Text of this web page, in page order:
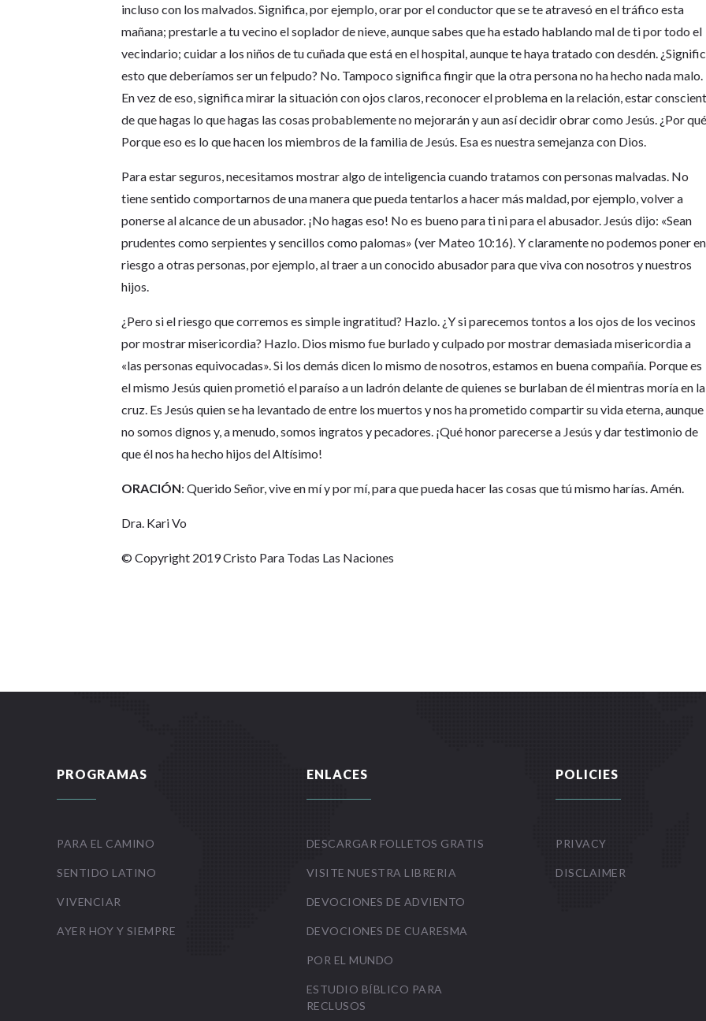
incluso con los malvados. Significa, por ejemplo, orar por el conductor que se te atravesó en el tráfico esta
mañana; prestarle a tu vecino el soplador de nieve, aunque sabes que ha estado hablando mal de ti por todo el
vecindario; cuidar a los niños de tu cuñada que está en el hospital, aunque te haya tratado con desdén.
esto que deberíamos ser un felpudo? No. Tampoco significa fingir que la otra persona no ha hecho nada malo.
En vez de eso, significa mirar la situación con ojos claros, reconocer el problema en la relación, estar
de que hagas lo que hagas las cosas probablemente no mejorarán y aun así decidir obrar como Jesús. ¿Por
Porque eso es lo que hacen los miembros de la familia de Jesús. Esa es nuestra semejanza con Dios.
Para estar seguros, necesitamos mostrar algo de inteligencia cuando tratamos con personas malvadas. No
tiene sentido comportarnos de una manera que pueda tentarlos a hacer más maldad, por ejemplo, volver a
ponerse al alcance de un abusador. ¡No hagas eso! No es bueno para ti ni para el abusador. Jesús dijo: «Sean
prudentes como serpientes y sencillos como palomas» (ver Mateo 10:16). Y claramente no podemos poner en
riesgo a otras personas, por ejemplo, al traer a un conocido abusador para que viva con nosotros y nuestros
hijos.
¿Pero si el riesgo que corremos es simple ingratitud? Hazlo. ¿Y si parecemos tontos a los ojos de los vecinos
por mostrar misericordia? Hazlo. Dios mismo fue burlado y culpado por mostrar demasiada misericordia a
«las personas equivocadas». Si los demás dicen lo mismo de nosotros, estamos en buena compañía. Porque es
el mismo Jesús quien prometió el paraíso a un ladrón delante de quienes se burlaban de él mientras moría en la
cruz. Es Jesús quien se ha levantado de entre los muertos y nos ha prometido compartir su vida eterna, aunque
no somos dignos y, a menudo, somos ingratos y pecadores. ¡Qué honor parecerse a Jesús y dar testimonio de
que él nos ha hecho hijos del Altísimo!
ORACIÓN: Querido Señor, vive en mí y por mí, para que pueda hacer las cosas que tú mismo harías. Amén.
Dra. Kari Vo
© Copyright 2019 Cristo Para Todas Las Naciones
PROGRAMAS
PARA EL CAMINO
SENTIDO LATINO
VIVENCIAR
AYER HOY Y SIEMPRE
ENLACES
DESCARGAR FOLLETOS GRATIS
VISITE NUESTRA LIBRERIA
DEVOCIONES DE ADVIENTO
DEVOCIONES DE CUARESMA
POR EL MUNDO
ESTUDIO BÍBLICO PARA
RECLUSOS
POLICIES
PRIVACY
DISCLAIMER